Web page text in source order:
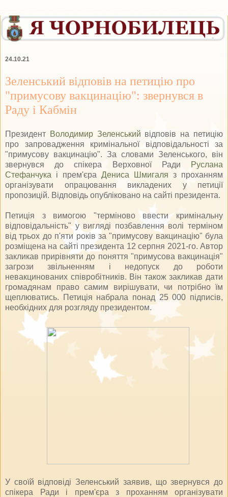
24.10.21
Зеленський відповів на петицію про
"примусову вакцинацію": звернувся в
Раду і Кабмін
Президент Володимир Зеленський відповів на петицію
про запровадження кримінальної відповідальності за
"примусову вакцинацію". За словами Зеленського, він
звернувся до спікера Верховної Ради
Руслана
Стефанчука і прем'єра Дениса Шмигаля з проханням
організувати опрацювання викладених у петиції
пропозицій. Відповідь опубліковано на сайті президента.
Петиція з вимогою "терміново ввести кримінальну
відповідальність" у вигляді позбавлення волі терміном
від трьох до п'яти років за "примусову вакцинацію" була
розміщена на сайті президента 12 серпня 2021-го. Автор
закликав прирівняти до поняття "примусова вакцинація"
загрози звільненням і недопуск до роботи
невакцинованих співробітників. Він також закликав дати
громадянам право самим вирішувати, чи потрібно їм
щеплюватись. Петиція набрала понад 25 000 підписів,
необхідних для розгляду президентом.
У своїй відповіді Зеленський заявив, що звернувся до
спікера Ради і прем'єра з проханням організувати